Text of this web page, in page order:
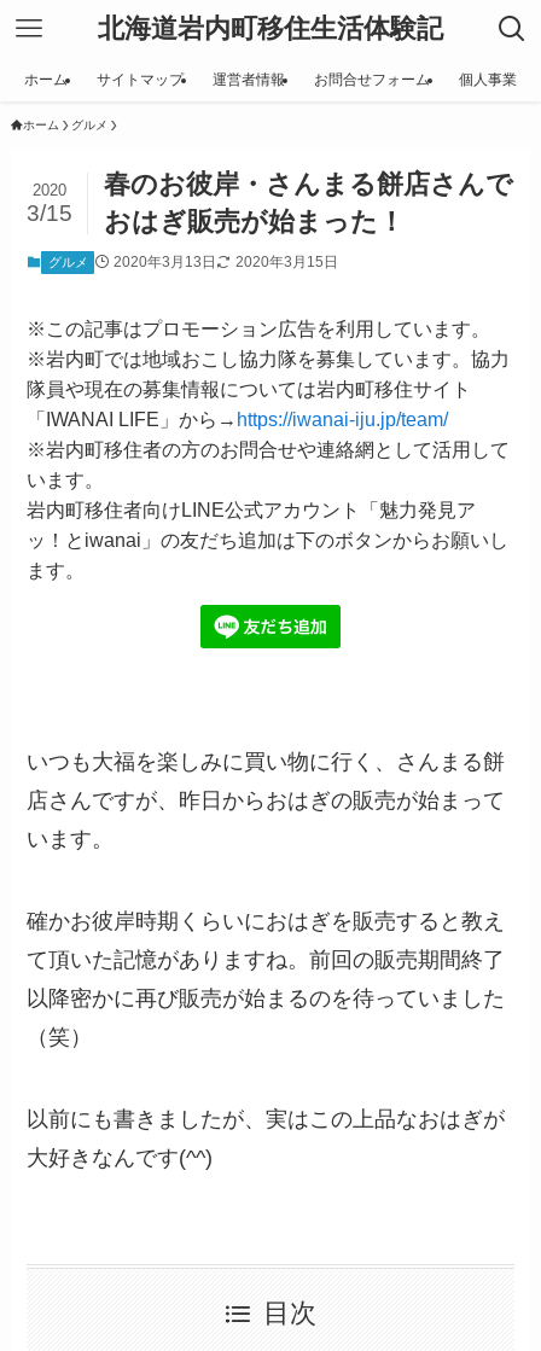
北海道岩内町移住生活体験記
ホーム サイトマップ 運営者情報 お問合せフォーム 個人事業
ホーム グルメ
春のお彼岸・さんまる餅店さんで
おはぎ販売が始まった！
2020
3/15
グルメ 2020年3月13日 2020年3月15日
※この記事はプロモーション広告を利用しています。
※岩内町では地域おこし協力隊を募集しています。協力
隊員や現在の募集情報については岩内町移住サイト
「IWANAI LIFE」から→ https://iwanai-iju.jp/team/
※岩内町移住者の方のお問合せや連絡網として活用して
います。
岩内町移住者向けLINE公式アカウント「魅力発見ア
ッ！とiwanai」の友だち追加は下のボタンからお願いし
ます。
いつも大福を楽しみに買い物に行く、さんまる餅
店さんですが、昨日からおはぎの販売が始まって
います。
確かお彼岸時期くらいにおはぎを販売すると教え
て頂いた記憶がありますね。前回の販売期間終了
以降密かに再び販売が始まるのを待っていました
（笑）
以前にも書きましたが、実はこの上品なおはぎが
大好きなんです(^^)
目次